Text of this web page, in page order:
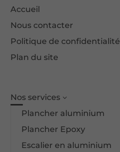
Accueil
Nous contacter
Politique de confidentialité
Plan du site
Nos services
Plancher aluminium
Plancher Epoxy
Escalier en aluminium